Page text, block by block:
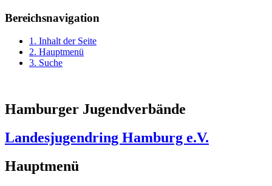
Bereichsnavigation
1. Inhalt der Seite
2. Hauptmenü
3. Suche
Hamburger Jugendverbände
Landesjugendring Hamburg e.V.
Hauptmenü